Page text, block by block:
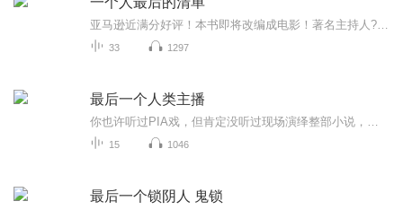
33 1297
最后一个人类主播
15 1046
最后一个锁阴人 鬼锁